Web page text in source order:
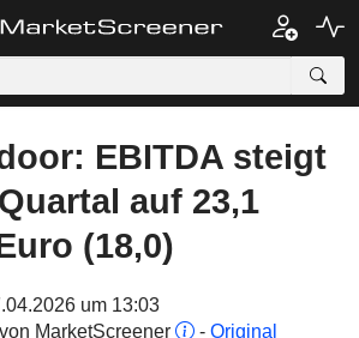
EBITDA steigt
auf 23,1
(18,0)
um 13:03
MarketScreener
- Original